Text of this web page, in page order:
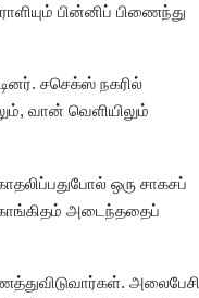
பின்னிப் பிணைந்து
சசெக்ஸ் நகரில்
வான் வெளியிலும்
ஒரு சாகசப்
அடைந்ததைப்
அலைபேசி